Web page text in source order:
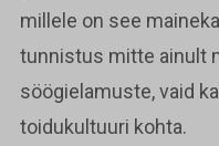
millele on see
tunnistus mitte ainult
söögielamuste, vaid
toidukultuuri kohta.